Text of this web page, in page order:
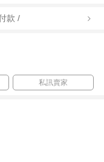
款 /
私訊賣家